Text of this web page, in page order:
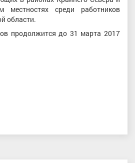
местностях среди работников
области.
продолжится до 31 марта 2017